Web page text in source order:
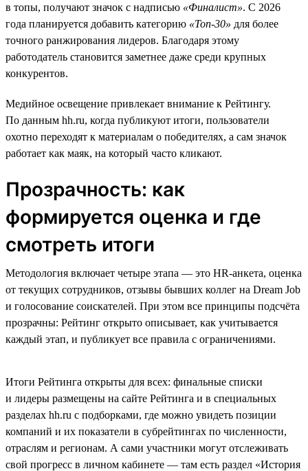
в топы, получают значок с надписью «Финалист». С 2026
года планируется добавить категорию «Топ-30» для более
точного ранжирования лидеров. Благодаря этому
работодатель становится заметнее даже среди крупных
конкурентов.
Медийное освещение привлекает внимание к Рейтингу.
По данным hh.ru, когда публикуют итоги, пользователи
охотно переходят к материалам о победителях, а сам значок
работает как маяк, на который часто кликают.
Прозрачность: как
формируется оценка и где
смотреть итоги
Методология включает четыре этапа — это HR-анкета, оценка
от текущих сотрудников, отзывы бывших коллег на Dream Job
и голосование соискателей. При этом все принципы подсчёта
прозрачны: Рейтинг открыто описывает, как учитывается
каждый этап, и публикует все правила с ограничениями.
Итоги Рейтинга открыты для всех: финальные списки
и лидеры размещены на сайте Рейтинга и в специальных
разделах hh.ru с подборками, где можно увидеть позиции
компаний и их показатели в субрейтингах по численности,
отраслям и регионам. А сами участники могут отслеживать
свой прогресс в личном кабинете — там есть раздел «История